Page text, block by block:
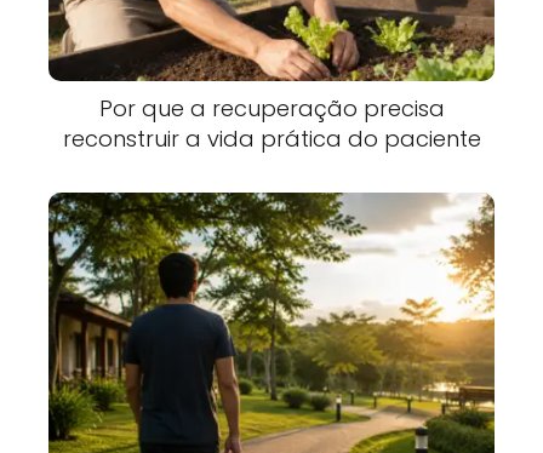
Por que a recuperação precisa
reconstruir a vida prática do paciente